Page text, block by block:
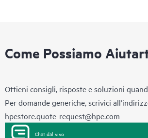
Come Possiamo
Ottieni consigli, risposte e soluzioni
Per domande generiche, scrivici
hpestore.quote-request@hpe.com
Chat dal vivo